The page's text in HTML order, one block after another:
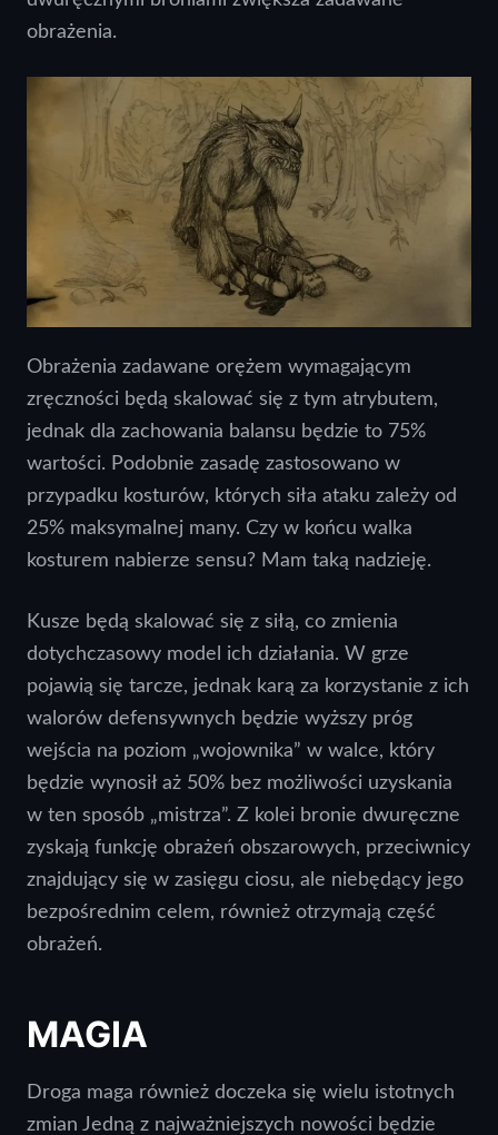
obrażenia.
Obrażenia zadawane orężem wymagającym
zręczności będą skalować się z tym atrybutem,
jednak dla zachowania balansu będzie to 75%
wartości. Podobnie zasadę zastosowano w
przypadku kosturów, których siła ataku zależy od
25% maksymalnej many. Czy w końcu walka
kosturem nabierze sensu? Mam taką nadzieję.
Kusze będą skalować się z siłą, co zmienia
dotychczasowy model ich działania. W grze
pojawią się tarcze, jednak karą za korzystanie z ich
walorów defensywnych będzie wyższy próg
wejścia na poziom „wojownika” w walce, który
będzie wynosił aż 50% bez możliwości uzyskania
w ten sposób „mistrza”. Z kolei bronie dwuręczne
zyskają funkcję obrażeń obszarowych, przeciwnicy
znajdujący się w zasięgu ciosu, ale niebędący jego
bezpośrednim celem, również otrzymają część
obrażeń.
MAGIA
Droga maga również doczeka się wielu istotnych
zmian Jedną z najważniejszych nowości będzie